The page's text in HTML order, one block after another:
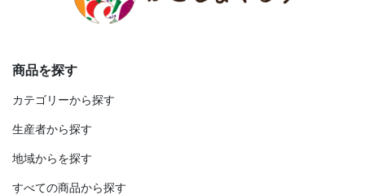
商品を探す
カテゴリーから探す
生産者から探す
地域からを探す
すべての商品から探す